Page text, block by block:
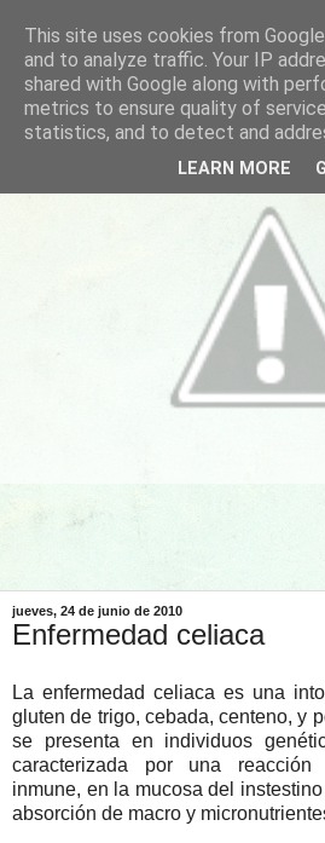
jueves, 24 de junio de 2010
Enfermedad celiaca
La enfermedad celiaca es una
gluten de trigo, cebada, centeno, y
se presenta en individuos
caracterizada por una
inmune, en la mucosa del
absorción de macro y
This site uses cookies from
and to analyze traffic. Your IP
shared with Google along with
metrics to ensure quality of
statistics, and to detect and
LEARN MORE